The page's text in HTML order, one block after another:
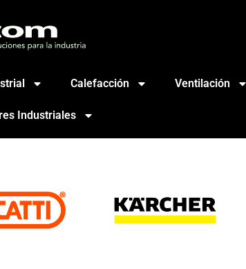
Calefacción Ventilación
Industriales